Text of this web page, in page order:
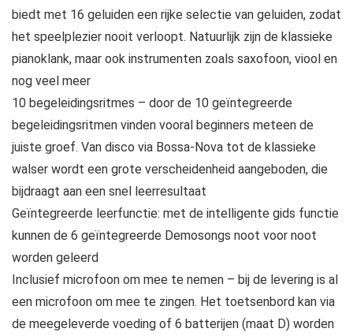
biedt met 16 geluiden een rijke selectie van geluiden, zodat
het speelplezier nooit verloopt. Natuurlijk zijn de klassieke
pianoklank, maar ook instrumenten zoals saxofoon, viool en
nog veel meer
10 begeleidingsritmes – door de 10 geïntegreerde
begeleidingsritmen vinden vooral beginners meteen de
juiste groef. Van disco via Bossa-Nova tot de klassieke
walser wordt een grote verscheidenheid aangeboden, die
bijdraagt aan een snel leerresultaat
Geïntegreerde leerfunctie: met de intelligente gids functie
kunnen de 6 geïntegreerde Demosongs noot voor noot
worden geleerd
Inclusief microfoon om mee te nemen – bij de levering is al
een microfoon om mee te zingen. Het toetsenbord kan via
de meegeleverde voeding of 6 batterijen (maat D) worden